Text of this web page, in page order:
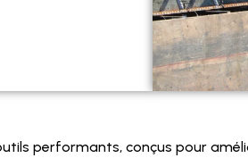
performants, conçus pour